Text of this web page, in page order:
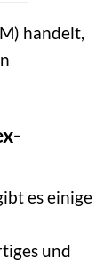
handelt,
es einige
und